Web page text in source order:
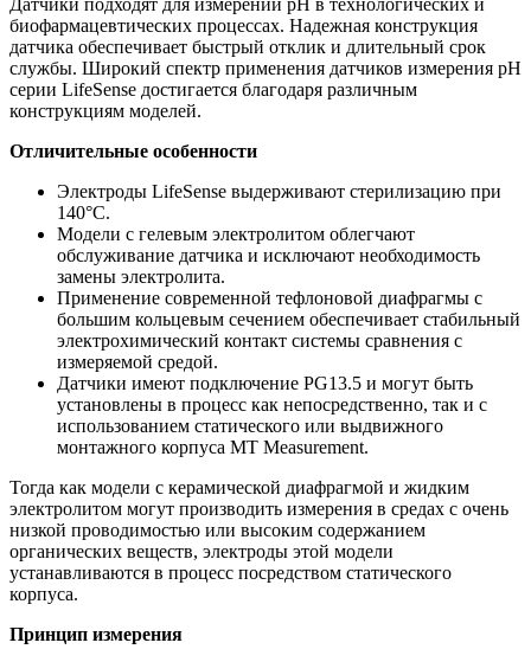
Датчики подходят для измерений рН в технологических и
биофармацевтических процессах. Надежная конструкция
датчика обеспечивает быстрый отклик и длительный срок
службы. Широкий спектр применения датчиков измерения рН
серии LifeSense достигается благодаря различным
конструкциям моделей.
Отличительные особенности
Электроды LifeSense выдерживают стерилизацию при
140°С.
Модели с гелевым электролитом облегчают
обслуживание датчика и исключают необходимость
замены электролита.
Применение современной тефлоновой диафрагмы с
большим кольцевым сечением обеспечивает стабильный
электрохимический контакт системы сравнения с
измеряемой средой.
Датчики имеют подключение PG13.5 и могут быть
установлены в процесс как непосредственно, так и с
использованием статического или выдвижного
монтажного корпуса MT Measurement.
Тогда как модели с керамической диафрагмой и жидким
электролитом могут производить измерения в средах с очень
низкой проводимостью или высоким содержанием
органических веществ, электроды этой модели
устанавливаются в процесс посредством статического
корпуса.
Принцип измерения